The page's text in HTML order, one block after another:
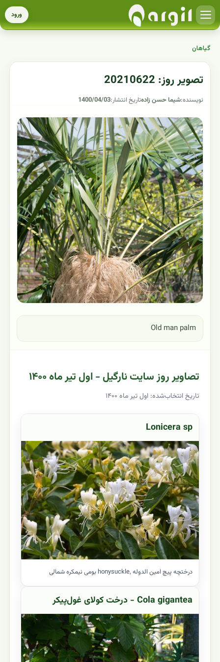
ورود
گیاهان
تصویر روز: 20210622
نویسنده:شیما حسن زادهتاریخ انتشار:1400/04/03
Old man palm
تصاویر روز سایت نارگیل - اول تیر ماه ۱۴۰۰
تاریخ انتخاب‌شده: اول تیر ماه ۱۴۰۰
Lonicera sp
درختچه پیچ امین الدوله ,honysuckle بومی نیمکره شمالی
Cola gigantea - درخت کولای غول‌پیکر